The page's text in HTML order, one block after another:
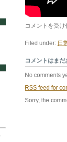
5/30
コメントを受
Filed under: 日
コメントはま
No comments
RSS feed for
Sorry, the